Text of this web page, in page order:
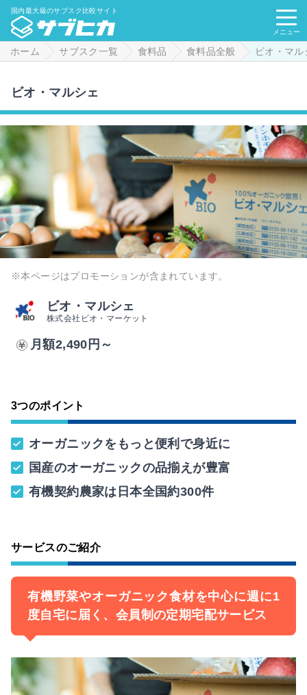
国内最大級のサブスク比較サイト
メニュー
ホーム サブスク一覧 食料品 食料品全般 ビオ・マル
ビオ・マルシェ
※本ページはプロモーションが含まれています。
ビオ・マルシェ
株式会社ビオ・マーケット
月額2,490円～
3つのポイント
オーガニックをもっと便利で身近に
国産のオーガニックの品揃えが豊富
有機契約農家は日本全国約300件
サービスのご紹介
有機野菜やオーガニック食材を中心に週に1
度自宅に届く、会員制の定期宅配サービス